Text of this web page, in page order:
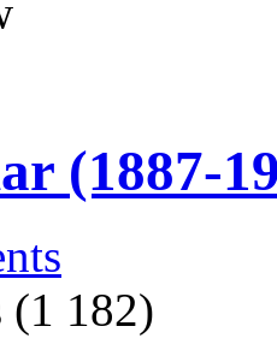
(1887-
(1 182)